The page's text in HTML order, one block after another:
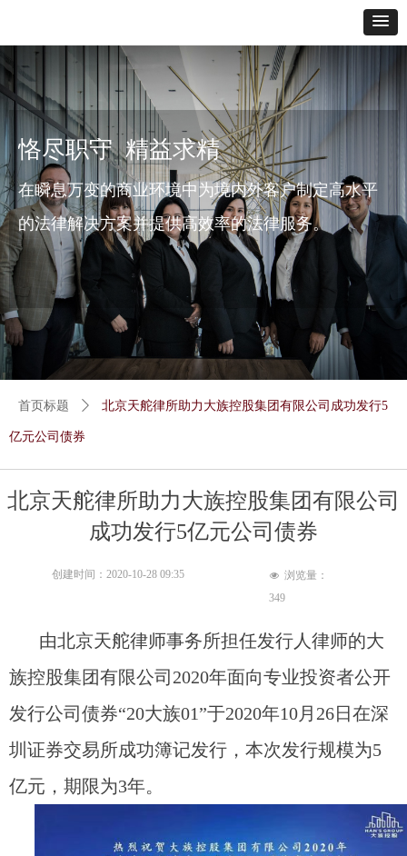
北京天舵律所助力大族控股集团有限公司
成功发行5亿元公司债券
由北京天舵律师事务所担任发行人律师的大
族控股集团有限公司2020年面向专业投资者公开
发行公司债券“20大族01”于2020年10月26日在深
圳证券交易所成功簿记发行，本次发行规模为5
亿元，期限为3年。
首页标题 ꄲ 北京天舵律所助力大族控股集团有限公司成功发行5
亿元公司债券
创建时间： 2020-10-28 09:35 넶 浏览量：
349
恪尽职守 精益求精
在瞬息万变的商业环境中为境内外客户制定高水平
的法律解决方案并提供高效率的法律服务。